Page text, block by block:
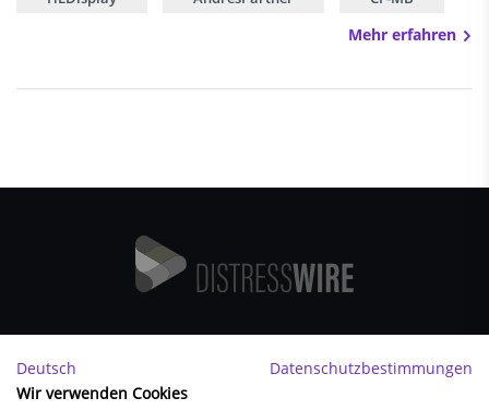
Mehr erfahren
Impressum
Deutsch
Datenschutzbestimmungen
Wir verwenden Cookies